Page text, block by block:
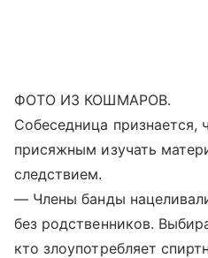
ФОТО ИЗ КОШМАРОВ.
Собеседница признается,
присяжным изучать
следствием.
— Члены банды
без родственников.
кто злоупотребляет